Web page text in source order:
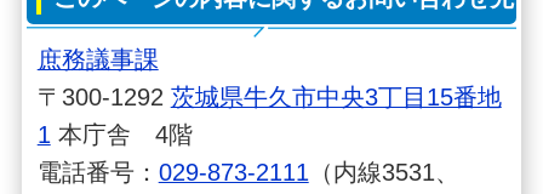
庶務議事課
〒300-1292 茨城県牛久市中央3丁目15番地
1 本庁舎 4階
電話番号： 029-873-2111 （内線3531、